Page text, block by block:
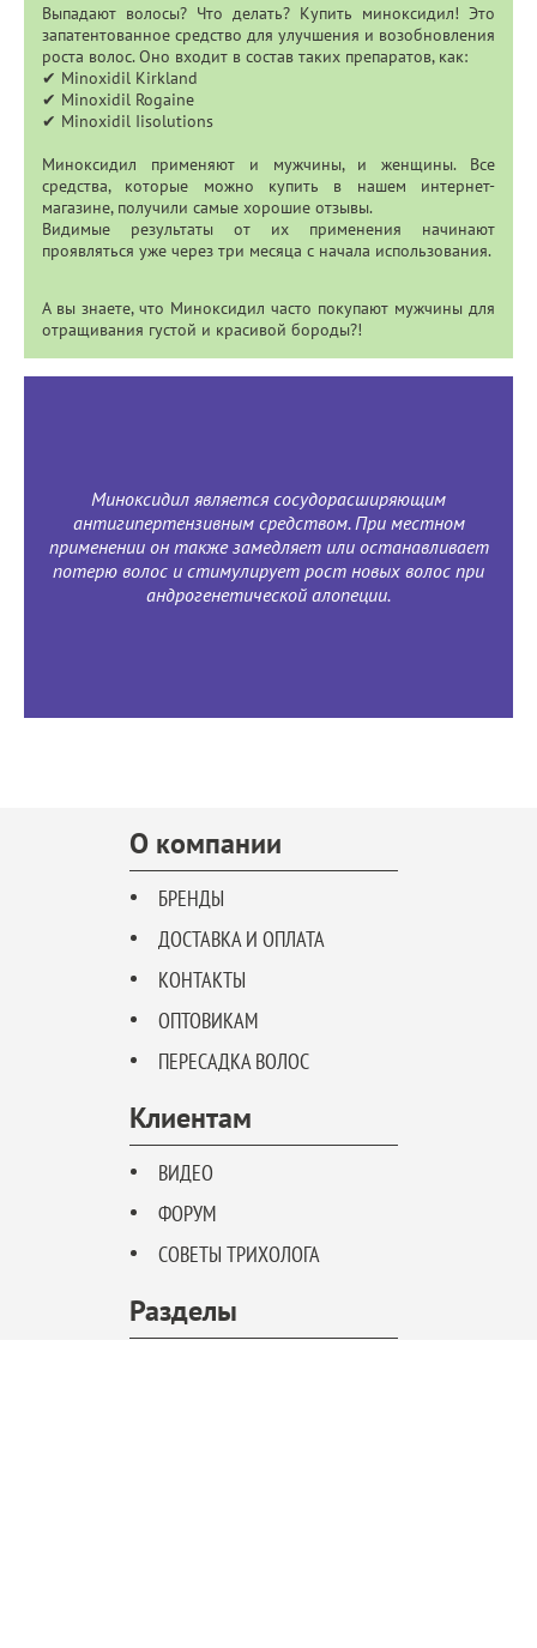
Выпадают волосы? Что делать? Купить миноксидил! Это
запатентованное средство для улучшения и возобновления
роста волос. Оно входит в состав таких препаратов, как:
✔ Minoxidil Kirkland
✔ Minoxidil Rogaine
✔ Minoxidil Iisolutions
Миноксидил применяют и мужчины, и женщины. Все
средства, которые можно купить в нашем интернет-
магазине, получили самые хорошие отзывы.
Видимые результаты от их применения начинают
проявляться уже через три месяца с начала использования.
А вы знаете, что Миноксидил часто покупают мужчины для
отращивания густой и красивой бороды?!
Миноксидил является сосудорасширяющим
антигипертензивным средством. При местном
применении он также замедляет или останавливает
потерю волос и стимулирует рост новых волос при
андрогенетической алопеции.
О компании
БРЕНДЫ
ДОСТАВКА И ОПЛАТА
КОНТАКТЫ
ОПТОВИКАМ
ПЕРЕСАДКА ВОЛОС
Клиентам
ВИДЕО
ФОРУМ
СОВЕТЫ ТРИХОЛОГА
Разделы